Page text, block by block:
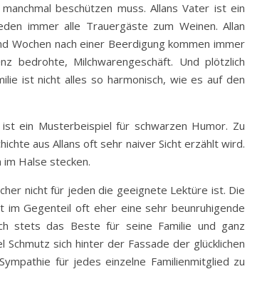
beschützen muss. Allans Vater ist ein
immer alle Trauergäste zum Weinen. Allan
Wochen nach einer Beerdigung kommen immer
bedrohte, Milchwarengeschäft. Und plötzlich
ist nicht alles so harmonisch, wie es auf den
ein Musterbeispiel für schwarzen Humor. Zu
aus Allans oft sehr naiver Sicht erzählt wird.
Halse stecken.
nicht für jeden die geeignete Lektüre ist. Die
im Gegenteil oft eher eine sehr beunruhigende
stets das Beste für seine Familie und ganz
sich hinter der Fassade der glücklichen
für jedes einzelne Familienmitglied zu